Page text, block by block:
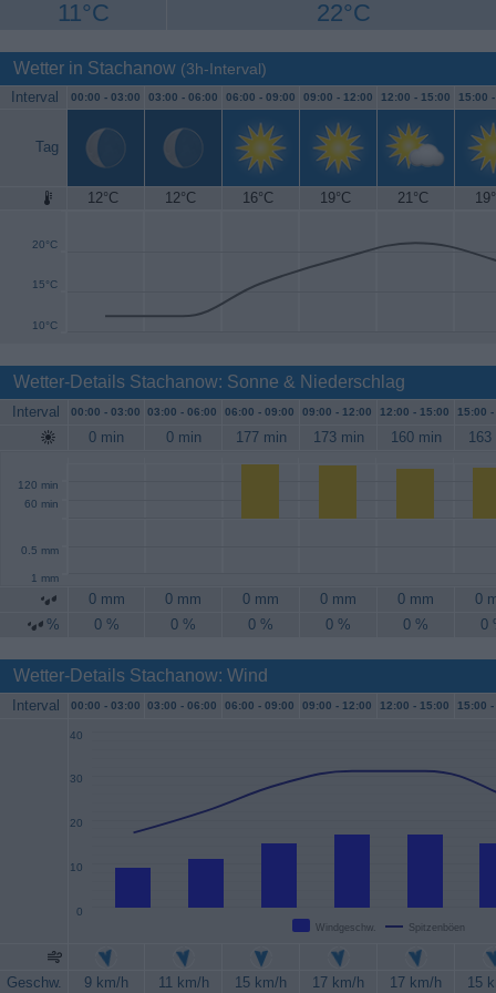
11°C 22°C
Wetter in Stachanow (3h-Interval)
Interval 00:00 - 03:00 03:00 - 06:00 06:00 - 09:00 09:00 - 12:00 12:00 - 15:00 15:00
Tag
12°C 12°C 16°C 19°C 21°C
10°C
15°C
20°C
25°C
Wetter-Details Stachanow: Sonne & Niederschlag
Interval 00:00 - 03:00 03:00 - 06:00 06:00 - 09:00 09:00 - 12:00 12:00 - 15:00 15:00 -
0 min 0 min 177 min 173 min 160 min 163
60 min
120 min
0.5 mm
1 mm
0 mm 0 mm 0 mm 0 mm 0 mm
0
%
0 % 0 % 0 % 0 % 0 % 0
Wetter-Details Stachanow: Wind
Interval 00:00 - 03:00 03:00 - 06:00 06:00 - 09:00 09:00 - 12:00 12:00 - 15:00 15:00 -
Windgeschw. Spitzenböen
0
10
20
30
40
Geschw. 9 km/h 11 km/h 15 km/h 17 km/h 17 km/h
15